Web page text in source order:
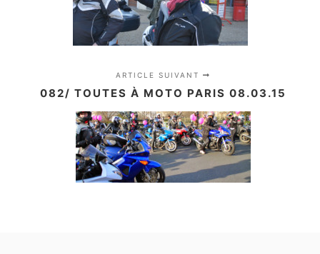
ARTICLE SUIVANT
082/ TOUTES À MOTO PARIS 08.03.15